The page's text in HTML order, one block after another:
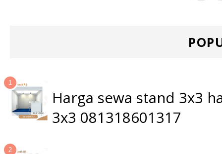
Harga sewa stand 3x3
3x3 081318601317